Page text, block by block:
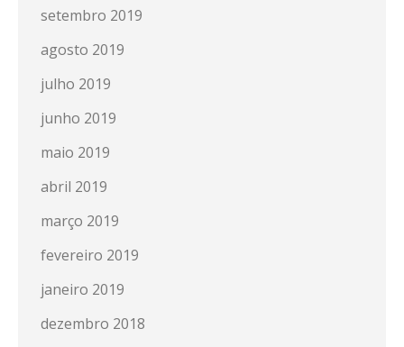
setembro 2019
agosto 2019
julho 2019
junho 2019
maio 2019
abril 2019
março 2019
fevereiro 2019
janeiro 2019
dezembro 2018